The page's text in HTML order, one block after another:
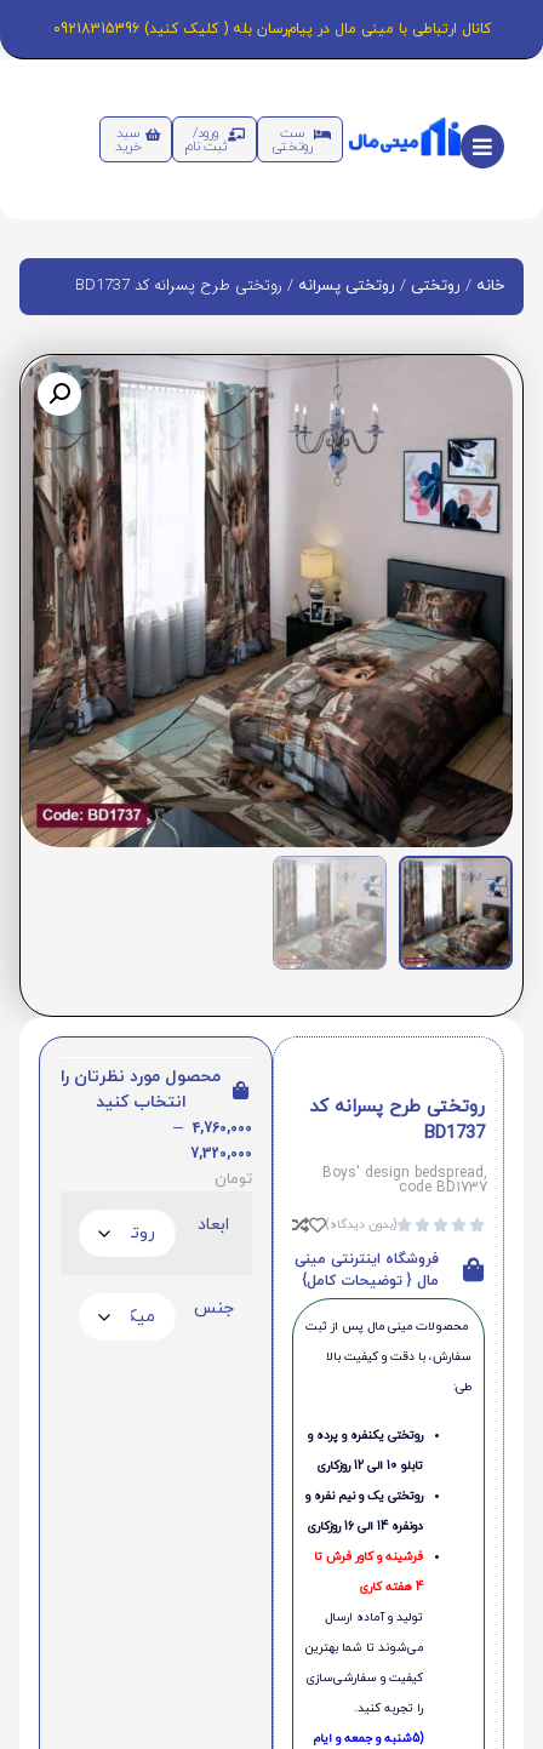
کانال ارتباطی با مینی مال در پیام‌رسان بله ( کلیک کنید) 09218315396
ست
روتختی
ورود/
ثبت نام
سبد
خرید
خانه / روتختی / روتختی پسرانه / روتختی طرح پسرانه کد BD1737
روتختی طرح پسرانه کد
BD1737
Boys' design bedspread,
code BD1737




(بدون دیدگاه)
فروشگاه اینترنتی مینی
مال { توضیحات کامل}
محصولات مینی‌ مال پس از ثبت
سفارش، با دقت و کیفیت بالا
طی:
روتختی یکنفره و پرده و
تابلو 10 الی 12 روزکاری
روتختی یک و نیم نفره و
دونفره 14 الی 16 روزکاری
فرشینه و کاور فرش تا
4 هفته کاری
تولید و آماده ارسال
می‌شوند تا شما بهترین
کیفیت و سفارشی‌سازی
را تجربه کنید.
(5شنبه و جمعه و ایام
محصول مورد نظرتان را
انتخاب کنید
4,760,000
–
7,320,000
تومان
ابعاد
جنس